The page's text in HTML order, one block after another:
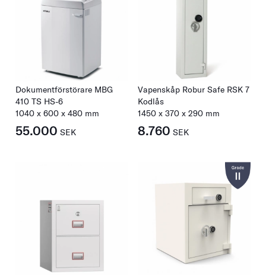
Dokumentförstörare MBG
410 TS HS-6
1040 x 600 x 480 mm
55.000 SEK
Vapenskåp Robur Safe RSK 7
Kodlås
1450 x 370 x 290 mm
8.760 SEK